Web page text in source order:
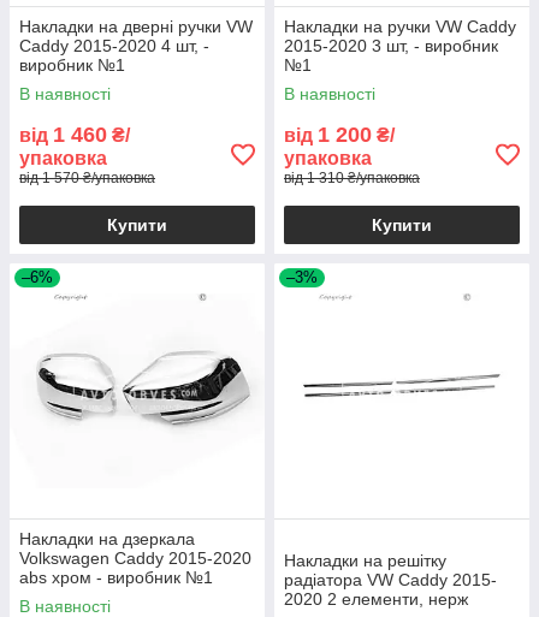
Накладки на дверні ручки VW
Caddy 2015-2020 4 шт, -
виробник №1
В наявності
від 1 460 ₴/
упаковка
від 1 570 ₴/упаковка
Купити
Накладки на ручки VW Caddy
2015-2020 3 шт, - виробник
№1
В наявності
від 1 200 ₴/
упаковка
від 1 310 ₴/упаковка
Купити
–6%
Накладки на дзеркала
Volkswagen Caddy 2015-2020
abs хром - виробник №1
В наявності
–3%
Накладки на решітку
радіатора VW Caddy 2015-
2020 2 елементи, нерж